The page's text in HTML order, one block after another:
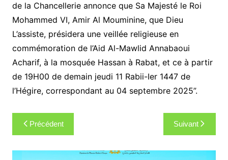
de la Chancellerie annonce que Sa Majesté le Roi
Mohammed VI, Amir Al Mouminine, que Dieu
L’assiste, présidera une veillée religieuse en
commémoration de l’Aid Al-Mawlid Annabaoui
Acharif, à la mosquée Hassan à Rabat, et ce à partir
de 19H00 de demain jeudi 11 Rabii-Ier 1447 de
l’Hégire, correspondant au 04 septembre 2025”.
Navigation
de
l’article
Précédent Suivant